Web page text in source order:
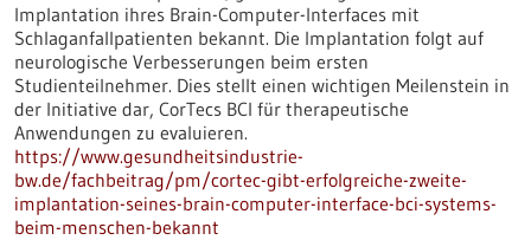
Implantation ihres Brain-Computer-Interfaces mit
Schlaganfallpatienten bekannt. Die Implantation folgt auf
neurologische Verbesserungen beim ersten
Studienteilnehmer. Dies stellt einen wichtigen Meilenstein in
der Initiative dar, CorTecs BCI für therapeutische
Anwendungen zu evaluieren.
https://www.gesundheitsindustrie-
bw.de/fachbeitrag/pm/cortec-gibt-erfolgreiche-zweite-
implantation-seines-brain-computer-interface-bci-systems-
beim-menschen-bekannt